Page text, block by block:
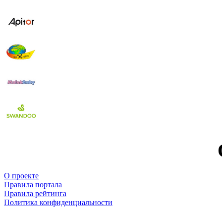
О проекте
Правила портала
Правила рейтинга
Политика конфиденциальности